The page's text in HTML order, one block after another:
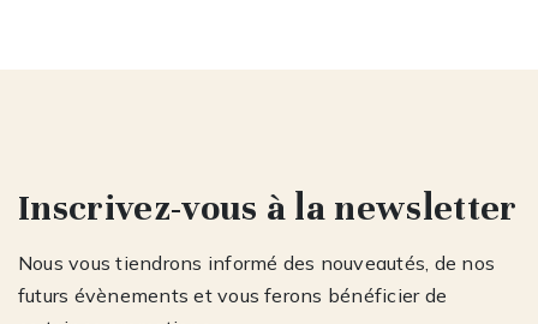
Inscrivez-vous à la newsletter
Nous vous tiendrons informé des nouveautés, de nos
futurs évènements et vous ferons bénéficier de